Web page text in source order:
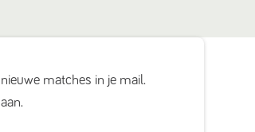
nieuwe matches in je mail.
aan.